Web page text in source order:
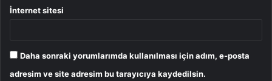
İnternet sitesi
Daha sonraki yorumlarımda kullanılması için adım, e-posta
adresim ve site adresim bu tarayıcıya kaydedilsin.